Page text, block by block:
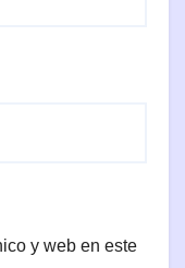
y web en este